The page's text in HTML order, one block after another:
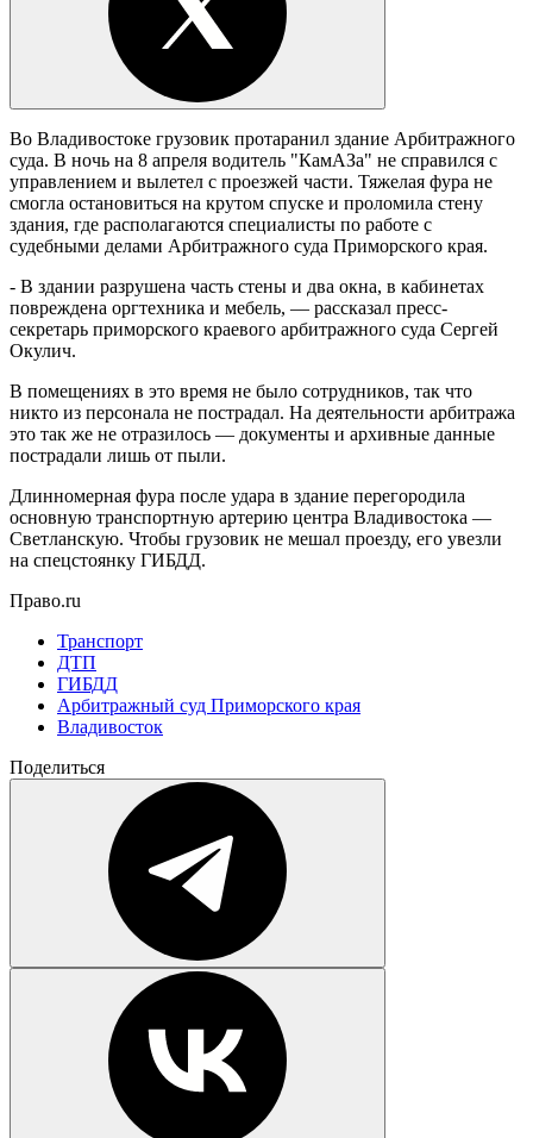
Во Владивостоке грузовик протаранил здание Арбитражного
суда. В ночь на 8 апреля водитель "КамАЗа" не справился с
управлением и вылетел с проезжей части. Тяжелая фура не
смогла остановиться на крутом спуске и проломила стену
здания, где располагаются специалисты по работе с
судебными делами Арбитражного суда Приморского края.
- В здании разрушена часть стены и два окна, в кабинетах
повреждена оргтехника и мебель, — рассказал пресс-
секретарь приморского краевого арбитражного суда Сергей
Окулич.
В помещениях в это время не было сотрудников, так что
никто из персонала не пострадал. На деятельности арбитража
это так же не отразилось — документы и архивные данные
пострадали лишь от пыли.
Длинномерная фура после удара в здание перегородила
основную транспортную артерию центра Владивостока —
Светланскую. Чтобы грузовик не мешал проезду, его увезли
на спецстоянку ГИБДД.
Право.ru
Транспорт
ДТП
ГИБДД
Арбитражный суд Приморского края
Владивосток
Поделиться